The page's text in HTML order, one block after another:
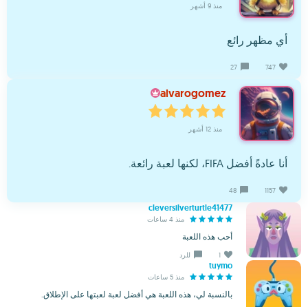
منذ 9 أشهر
أي مظهر رائع
747
27
alvarogomez
منذ 12 أشهر
أنا عادةً أفضل FIFA، لكنها لعبة رائعة.
1157
48
cleversilverturtle41477
منذ 4 ساعات
أحب هذه اللعبة
1 للرد
tuymo
منذ 5 ساعات
بالنسبة لي، هذه اللعبة هي أفضل لعبة لعبتها على الإطلاق.